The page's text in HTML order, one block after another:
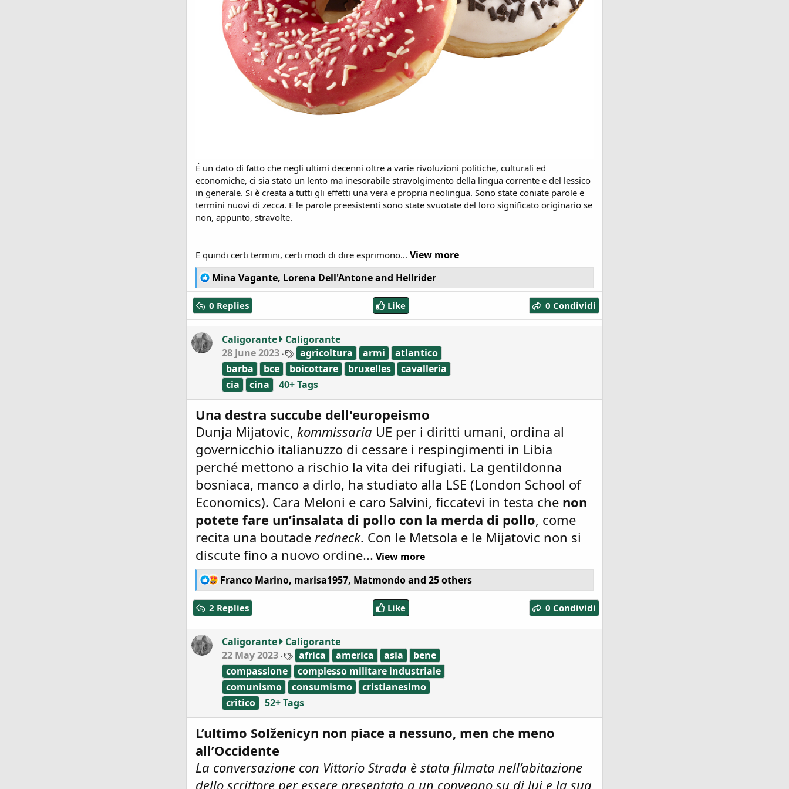
É un dato di fatto che negli ultimi decenni oltre a varie rivoluzioni politiche, culturali ed
economiche, ci sia stato un lento ma inesorabile stravolgimento della lingua corrente e del lessico
in generale. Si è creata a tutti gli effetti una vera e propria neolingua. Sono state coniate parole e
termini nuovi di zecca. E le parole preesistenti sono state svuotate del loro significato originario se
non, appunto, stravolte.
E quindi certi termini, certi modi di dire esprimono... View more
R
e
a
c
t
o
Mina Vagante, Lorena Dell'Antoneand Hellrider
0 Replies Like 0 Condividi
Caligorante
Caligorante
28 June 2023
T
a
g
s
agricoltura armi
atlantico
barba
bce boicottare bruxelles
cavalleria
cia
cina 40+ Tags
Una destra succube dell'europeismo
Dunja Mijatovic, kommissaria UE per i diritti umani, ordina al
governicchio italianuzzo di cessare i respingimenti in Libia
perché mettono a rischio la vita dei rifugiati. La gentildonna
bosniaca, manco a dirlo, ha studiato alla LSE (London School of
Economics). Cara Meloni e caro Salvini, ficcatevi in testa che non
potete fare un’insalata di pollo con la merda di pollo, come
recita una boutade redneck. Con le Metsola e le Mijatovic non si
discute fino a nuovo ordine... View more
R
e
a
c
t
o
n
s
Franco Marino, marisa1957, Matmondoand 25 others
2 Replies Like 0 Condividi
Caligorante
Caligorante
22 May 2023
T
a
g
s
africa america asia
bene
compassione
complesso militare industriale
comunismo
consumismo
cristianesimo
critico
52+ Tags
L’ultimo Solženicyn non piace a nessuno, men che meno
all’Occidente
La conversazione con Vittorio Strada è stata filmata nell’abitazione
dello scrittore per essere presentata a un convegno su di lui e la sua